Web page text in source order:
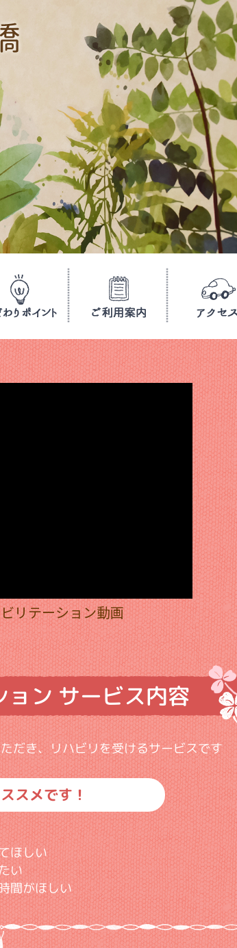
リテーション動画
ョン サービス内容
だき、リハビリを受けるサービスです
スメです！
ほしい
い
間がほしい